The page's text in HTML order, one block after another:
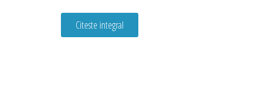
Citeste integral